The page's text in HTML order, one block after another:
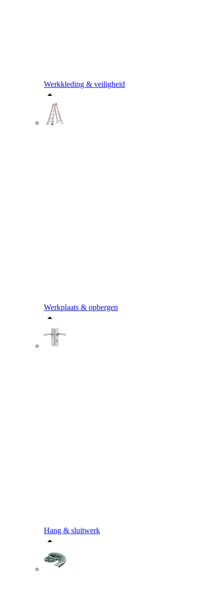
Werkkleding & veiligheid
Werkplaats & opbergen
Hang & sluitwerk